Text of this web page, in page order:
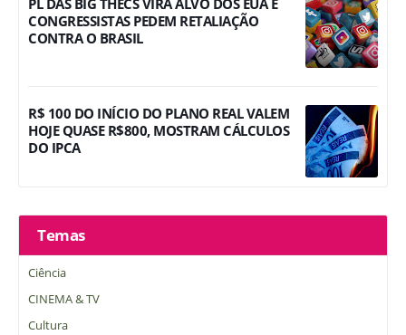
CONGRESSISTAS PEDEM RETALIAÇÃO
CONTRA O BRASIL
R$ 100 DO INÍCIO DO PLANO REAL VALEM
HOJE QUASE R$800, MOSTRAM CÁLCULOS
DO IPCA
Temas
Ciência
CINEMA & TV
Cultura